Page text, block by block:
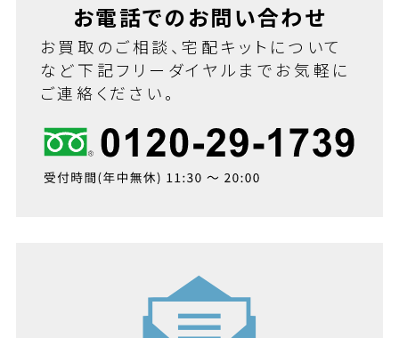
お電話でのお問い合わせ
お買取のご相談、宅配キットについて
など下記フリーダイヤルまでお気軽に
ご連絡ください。